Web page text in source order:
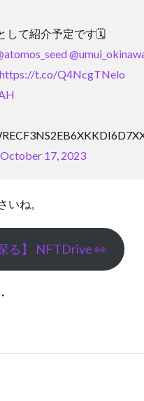
して紹介予定です🗓️
https://t.co/Q4NcgTNelo
October 17, 2023
ね。
る】 NFTDrive 👀